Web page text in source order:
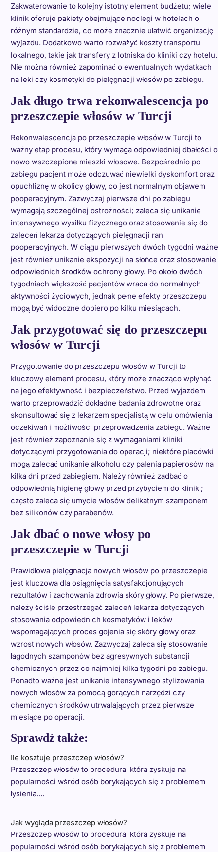
Zakwaterowanie to kolejny istotny element budżetu; wiele
klinik oferuje pakiety obejmujące noclegi w hotelach o
różnym standardzie, co może znacznie ułatwić organizację
wyjazdu. Dodatkowo warto rozważyć koszty transportu
lokalnego, takie jak transfery z lotniska do kliniki czy hotelu.
Nie można również zapominać o ewentualnych wydatkach
na leki czy kosmetyki do pielęgnacji włosów po zabiegu.
Jak długo trwa rekonwalescencja po
przeszczepie włosów w Turcji
Rekonwalescencja po przeszczepie włosów w Turcji to
ważny etap procesu, który wymaga odpowiedniej dbałości o
nowo wszczepione mieszki włosowe. Bezpośrednio po
zabiegu pacjent może odczuwać niewielki dyskomfort oraz
opuchliznę w okolicy głowy, co jest normalnym objawem
pooperacyjnym. Zazwyczaj pierwsze dni po zabiegu
wymagają szczególnej ostrożności; zaleca się unikanie
intensywnego wysiłku fizycznego oraz stosowanie się do
zaleceń lekarza dotyczących pielęgnacji ran
pooperacyjnych. W ciągu pierwszych dwóch tygodni ważne
jest również unikanie ekspozycji na słońce oraz stosowanie
odpowiednich środków ochrony głowy. Po około dwóch
tygodniach większość pacjentów wraca do normalnych
aktywności życiowych, jednak pełne efekty przeszczepu
mogą być widoczne dopiero po kilku miesiącach.
Jak przygotować się do przeszczepu
włosów w Turcji
Przygotowanie do przeszczepu włosów w Turcji to
kluczowy element procesu, który może znacząco wpłynąć
na jego efektywność i bezpieczeństwo. Przed wyjazdem
warto przeprowadzić dokładne badania zdrowotne oraz
skonsultować się z lekarzem specjalistą w celu omówienia
oczekiwań i możliwości przeprowadzenia zabiegu. Ważne
jest również zapoznanie się z wymaganiami kliniki
dotyczącymi przygotowania do operacji; niektóre placówki
mogą zalecać unikanie alkoholu czy palenia papierosów na
kilka dni przed zabiegiem. Należy również zadbać o
odpowiednią higienę głowy przed przybyciem do kliniki;
często zaleca się umycie włosów delikatnym szamponem
bez silikonów czy parabenów.
Jak dbać o nowe włosy po
przeszczepie w Turcji
Prawidłowa pielęgnacja nowych włosów po przeszczepie
jest kluczowa dla osiągnięcia satysfakcjonujących
rezultatów i zachowania zdrowia skóry głowy. Po pierwsze,
należy ściśle przestrzegać zaleceń lekarza dotyczących
stosowania odpowiednich kosmetyków i leków
wspomagających proces gojenia się skóry głowy oraz
wzrost nowych włosów. Zazwyczaj zaleca się stosowanie
łagodnych szamponów bez agresywnych substancji
chemicznych przez co najmniej kilka tygodni po zabiegu.
Ponadto ważne jest unikanie intensywnego stylizowania
nowych włosów za pomocą gorących narzędzi czy
chemicznych środków utrwalających przez pierwsze
miesiące po operacji.
Sprawdź także:
Ile kosztuje przeszczep włosów?
Przeszczep włosów to procedura, która zyskuje na
popularności wśród osób borykających się z problemem
łysienia.…
Jak wygląda przeszczep włosów?
Przeszczep włosów to procedura, która zyskuje na
popularności wśród osób borykających się z problemem